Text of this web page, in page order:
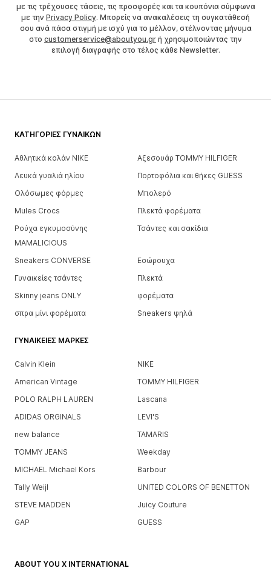
με τις τρέχουσες τάσεις, τις προσφορές και τα κουπόνια σύμφωνα
με την Privacy Policy. Μπορείς να ανακαλέσεις τη συγκατάθεσή
σου ανά πάσα στιγμή με ισχύ για το μέλλον, στέλνοντας μήνυμα
στο customerservice@aboutyou.gr ή χρησιμοποιώντας την
επιλογή διαγραφής στο τέλος κάθε Newsletter.
ΚΑΤΗΓΟΡΊΕΣ ΓΥΝΑΙΚΏΝ
Αθλητικά κολάν NIKE
Αξεσουάρ TOMMY HILFIGER
Λευκά γυαλιά ηλίου
Πορτοφόλια και θήκες GUESS
Ολόσωμες φόρμες
Μπολερό
Mules Crocs
Πλεκτά φορέματα
Ρούχα εγκυμοσύνης
MAMALICIOUS
Τσάντες και σακίδια
Sneakers CONVERSE
Εσώρουχα
Γυναικείες τσάντες
Πλεκτά
Skinny jeans ONLY
φορέματα
σπρα μίνι φορέματα
Sneakers ψηλά
ΓΥΝΑΙΚΕΊΕΣ ΜΆΡΚΕΣ
Calvin Klein
NIKE
American Vintage
TOMMY HILFIGER
POLO RALPH LAUREN
Lascana
ADIDAS ORGINALS
LEVI'S
new balance
TAMARIS
TOMMY JEANS
Weekday
MICHAEL Michael Kors
Barbour
Tally Weijl
UNITED COLORS OF BENETTON
STEVE MADDEN
Juicy Couture
GAP
GUESS
ABOUT YOU X INTERNATIONAL